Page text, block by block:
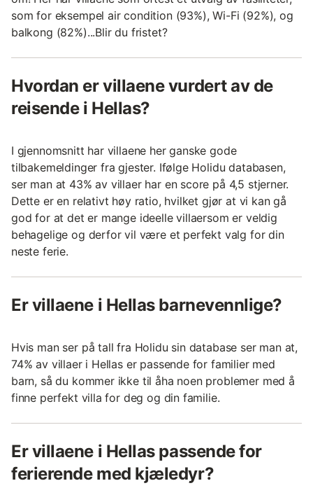
som for eksempel air condition (93%), Wi-Fi (92%), og
balkong (82%)...Blir du fristet?
Hvordan er villaene vurdert av de
reisende i Hellas?
I gjennomsnitt har villaene her ganske gode
tilbakemeldinger fra gjester. Ifølge Holidu databasen,
ser man at 43% av villaer har en score på 4,5 stjerner.
Dette er en relativt høy ratio, hvilket gjør at vi kan gå
god for at det er mange ideelle villaersom er veldig
behagelige og derfor vil være et perfekt valg for din
neste ferie.
Er villaene i Hellas barnevennlige?
Hvis man ser på tall fra Holidu sin database ser man at,
74% av villaer i Hellas er passende for familier med
barn, så du kommer ikke til åha noen problemer med å
finne perfekt villa for deg og din familie.
Er villaene i Hellas passende for
ferierende med kjæledyr?